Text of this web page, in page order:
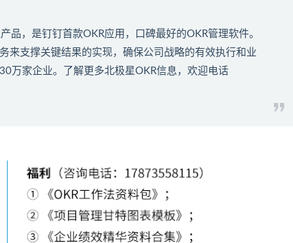
品，是钉钉首款OKR应用 ，口碑最好的OKR管理软件。
来支撑关键结果的实现，确保公司战略的有效执行和业
万家企业。了解更多北极星OKR信息，欢迎电话